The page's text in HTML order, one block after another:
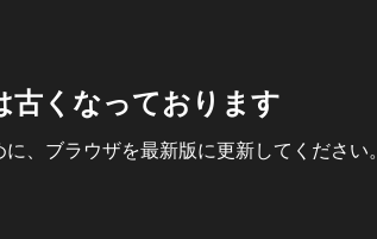
古くなっております
、ブラウザを最新版に更新してください。